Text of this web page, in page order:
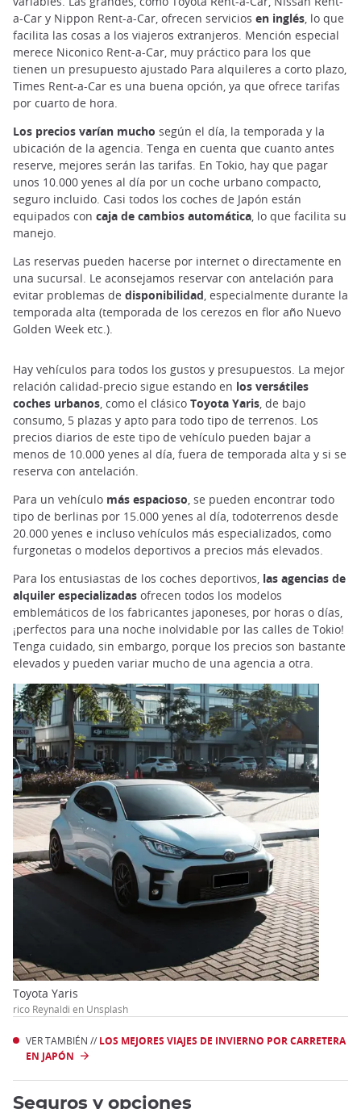
a-Car y Nippon Rent-a-Car, ofrecen servicios en inglés , lo que
facilita las cosas a los viajeros extranjeros. Mención especial
merece Niconico Rent-a-Car, muy práctico para los que
tienen un presupuesto ajustado Para alquileres a corto plazo,
Times Rent-a-Car es una buena opción, ya que ofrece tarifas
por cuarto de hora.
Los precios varían mucho según el día, la temporada y la
ubicación de la agencia. Tenga en cuenta que cuanto antes
reserve, mejores serán las tarifas. En Tokio, hay que pagar
unos 10.000 yenes al día por un coche urbano compacto,
seguro incluido. Casi todos los coches de Japón están
equipados con caja de cambios automática , lo que facilita su
manejo.
Las reservas pueden hacerse por internet o directamente en
una sucursal. Le aconsejamos reservar con antelación para
evitar problemas de disponibilidad, especialmente durante la
temporada alta (temporada de los cerezos en flor año Nuevo
Golden Week etc.).
Hay vehículos para todos los gustos y presupuestos. La mejor
relación calidad-precio sigue estando en los versátiles
coches urbanos, como el clásico Toyota Yaris, de bajo
consumo, 5 plazas y apto para todo tipo de terrenos. Los
precios diarios de este tipo de vehículo pueden bajar a
menos de 10.000 yenes al día, fuera de temporada alta y si se
reserva con antelación.
Para un vehículo más espacioso, se pueden encontrar todo
tipo de berlinas por 15.000 yenes al día, todoterrenos desde
20.000 yenes e incluso vehículos más especializados, como
furgonetas o modelos deportivos a precios más elevados.
Para los entusiastas de los coches deportivos, las agencias de
alquiler especializadas ofrecen todos los modelos
emblemáticos de los fabricantes japoneses, por horas o días,
¡perfectos para una noche inolvidable por las calles de Tokio!
Tenga cuidado, sin embargo, porque los precios son bastante
elevados y pueden variar mucho de una agencia a otra.
Toyota Yaris
rico Reynaldi en Unsplash
VER TAMBIÉN // LOS MEJORES VIAJES DE INVIERNO POR CARRETERA
EN JAPÓN
Seguros y opciones